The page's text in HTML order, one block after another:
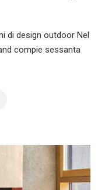
di design outdoor Nel
compie sessanta